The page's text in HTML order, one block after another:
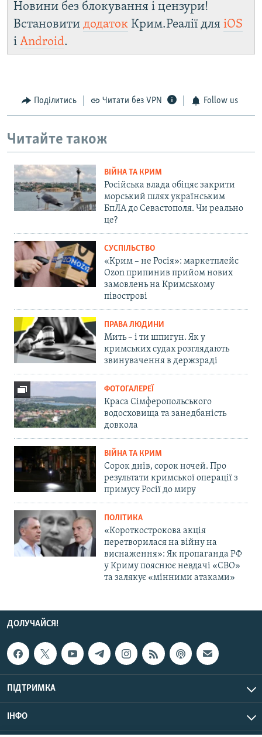
Новини без блокування і цензури!
Встановити додаток Крим.Реалії для iOS
і Android.
Поділитись Читати без VPN Follow us
Читайте також
ВІЙНА ТА КРИМ
Російська влада обіцяє закрити
морський шлях українським
БпЛА до Севастополя. Чи реально
це?
СУСПІЛЬСТВО
«Крим – не Росія»: маркетплейс
Ozon припинив прийом нових
замовлень на Кримському
півострові
ПРАВА ЛЮДИНИ
Мить – і ти шпигун. Як у
кримських судах розглядають
звинувачення в держзраді
ФОТОГАЛЕРЕЇ
Краса Сімферопольського
водосховища та занедбаність
довкола
ВІЙНА ТА КРИМ
Сорок днів, сорок ночей. Про
результати кримської операції з
примусу Росії до миру
ПОЛІТИКА
«Короткострокова акція
перетворилася на війну на
виснаження»: Як пропаганда РФ
у Криму пояснює невдачі «СВО»
та залякує «мінними атаками»
ДОЛУЧАЙСЯ!
ПІДТРИМКА
ІНФО